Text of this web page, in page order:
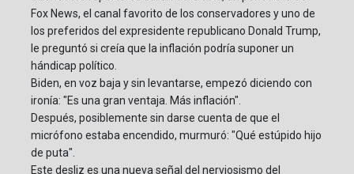
Fox News, el canal favorito de los conservadores y uno de
los preferidos del expresidente republicano Donald Trump,
le preguntó si creía que la inflación podría suponer un
hándicap político.
Biden, en voz baja y sin levantarse, empezó diciendo con
ironía: "Es una gran ventaja. Más inflación".
Después, posiblemente sin darse cuenta de que el
micrófono estaba encendido, murmuró: "Qué estúpido hijo
de puta".
Este desliz es una nueva señal del nerviosismo del